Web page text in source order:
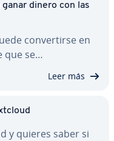
dinero con las
co­n­ve­r­ti­r­se en
que se…
Leer más
y quieres saber si